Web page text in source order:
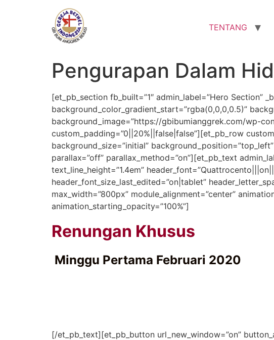
TENTANG
Pengurapan Dalam
[et_pb_section fb_built=”1″ admin_label=”Hero Section”
background_color_gradient_start=”rgba(0,0,0,0.5)”
background_image=”https://gbibumianggrek.com/wp-
custom_padding=”0||20%||false|false”][et_pb_row
background_size=”initial”
parallax=”off” parallax_method=”on”][et_pb_text
text_line_height=”1.4em”
header_font_size_last_edited=”on|tablet”
max_width=”800px” module_alignment=”center”
animation_starting_opacity=”100%”]
Renungan Khusus
Minggu Pertama Februari 2020
[/et_pb_text][et_pb_button url_new_window=”on”